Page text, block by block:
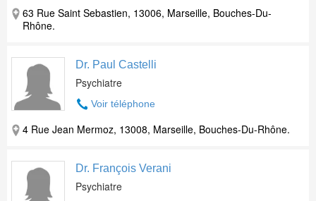
63 Rue Saint Sebastien, 13006, Marseille, Bouches-Du-
Rhône.
Dr. Paul Castelli
Psychiatre
Voir téléphone
4 Rue Jean Mermoz, 13008, Marseille, Bouches-Du-Rhône.
Dr. François Verani
Psychiatre